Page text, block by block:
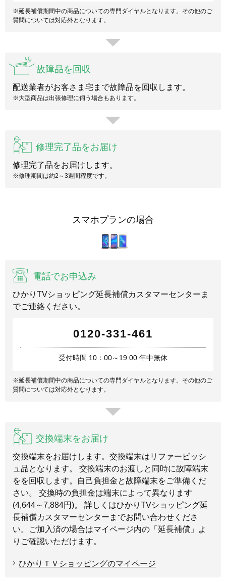
※延長補償期間中の商品についての専門ダイヤルとなります。その他のご
質問については対応外となります。
故障品を回収
配送業者がお客さま宅まで故障品を回収します。
※大型商品は出張修理に伺う場合もあります。
修理完了品をお届け
修理完了品をお届けします。
※修理期間は約2～3週間程度です。
スマホプランの場合
電話でお申込み
ひかりTVショッピング延長補償カスタマーセンターま
でご連絡ください。
0120-331-461
受付時間 10：00～19:00 年中無休
※延長補償期間中の商品についての専門ダイヤルとなります。その他のご
質問については対応外となります。
交換端末をお届け
交換端末をお届けします。交換端末はリファービッシ
ュ品となります。 交換端末のお渡しと同時に故障端末
をを回収します。自己負担金と故障端末をご準備くだ
さい。 交換時の負担金は端末によって異なります
(4,644～7,884円)。 詳しくはひかりTVショッピング延
長補償カスタマーセンターまでお問い合わせくださ
い。ご加入済の場合はマイページ内の「延長補償」よ
りご確認いただけます。
ひかりＴＶショッピングのマイページ